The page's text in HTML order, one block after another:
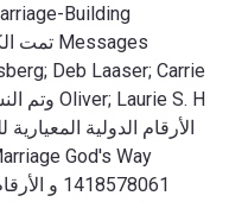
Building
Deb Laaser; Carrie
الأرقام الدولية